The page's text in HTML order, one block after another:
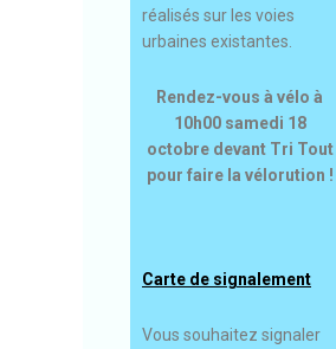
réalisés sur les voies
urbaines existantes.
Rendez-vous à vélo à
10h00 samedi 18
octobre devant Tri Tout
pour faire la vélorution !
Carte de signalement
Vous souhaitez signaler